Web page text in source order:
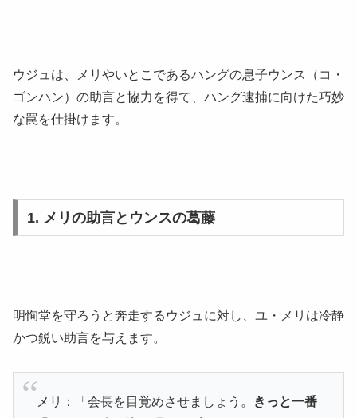
ウジュは、メリやいとこであるハングの息子ウンス（コ・
ゴンハン）の助言と協力を得て、ハング逮捕に向けた巧妙
な罠を仕掛けます。
1. メリの助言とウンスの葛藤
明恂堂を守ろうと奔走するウジュに対し、ユ・メリは冷静
かつ鋭い助言を与えます。
メリ：「会長を目覚めさせましょう。
きっと一番